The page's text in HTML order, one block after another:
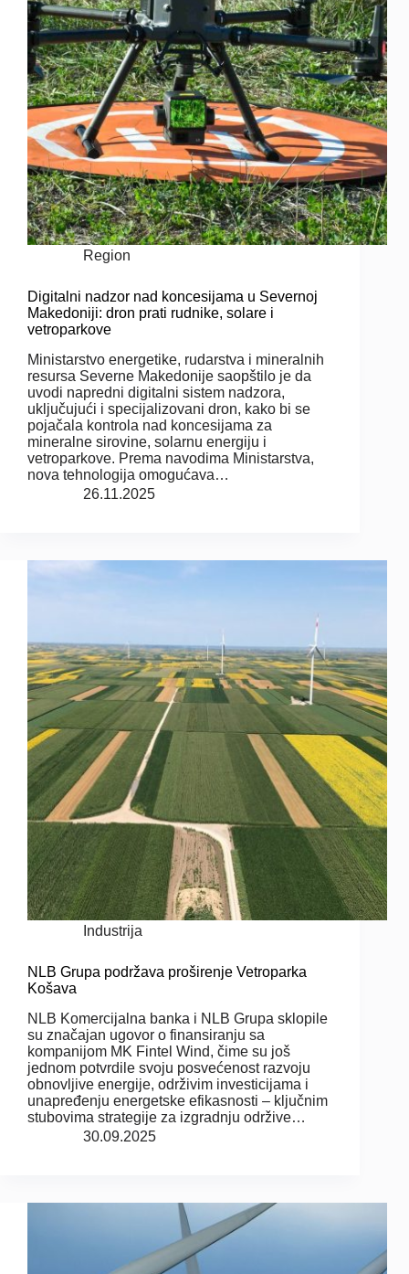
Region
Digitalni nadzor nad koncesijama u Severnoj
Makedoniji: dron prati rudnike, solare i
vetroparkove
Ministarstvo energetike, rudarstva i mineralnih
resursa Severne Makedonije saopštilo je da
uvodi napredni digitalni sistem nadzora,
uključujući i specijalizovani dron, kako bi se
pojačala kontrola nad koncesijama za
mineralne sirovine, solarnu energiju i
vetroparkove. Prema navodima Ministarstva,
nova tehnologija omogućava…
26.11.2025
Industrija
NLB Grupa podržava proširenje Vetroparka
Košava
NLB Komercijalna banka i NLB Grupa sklopile
su značajan ugovor o finansiranju sa
kompanijom MK Fintel Wind, čime su još
jednom potvrdile svoju posvećenost razvoju
obnovljive energije, održivim investicijama i
unapređenju energetske efikasnosti – ključnim
stubovima strategije za izgradnju održive…
30.09.2025